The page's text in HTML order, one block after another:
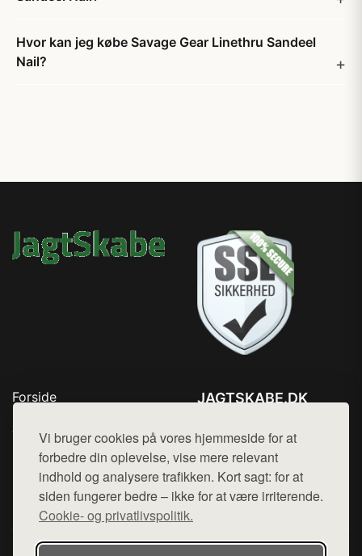
Vi bruger cookies på vores hjemmeside for at
forbedre din oplevelse, vise mere relevant
indhold og analysere trafikken. Kort sagt: for at
siden fungerer bedre – ikke for at være irriterende.
Cookie- og privatlivspolitik.
Hvor kan jeg købe Savage Gear Linethru Sandeel
Nail?
Forside
Top Rabatter
Blog
Kontakt
JAGTSKABE.DK
Mail: hej@want.dk
Cookie- og privatlivspolitik